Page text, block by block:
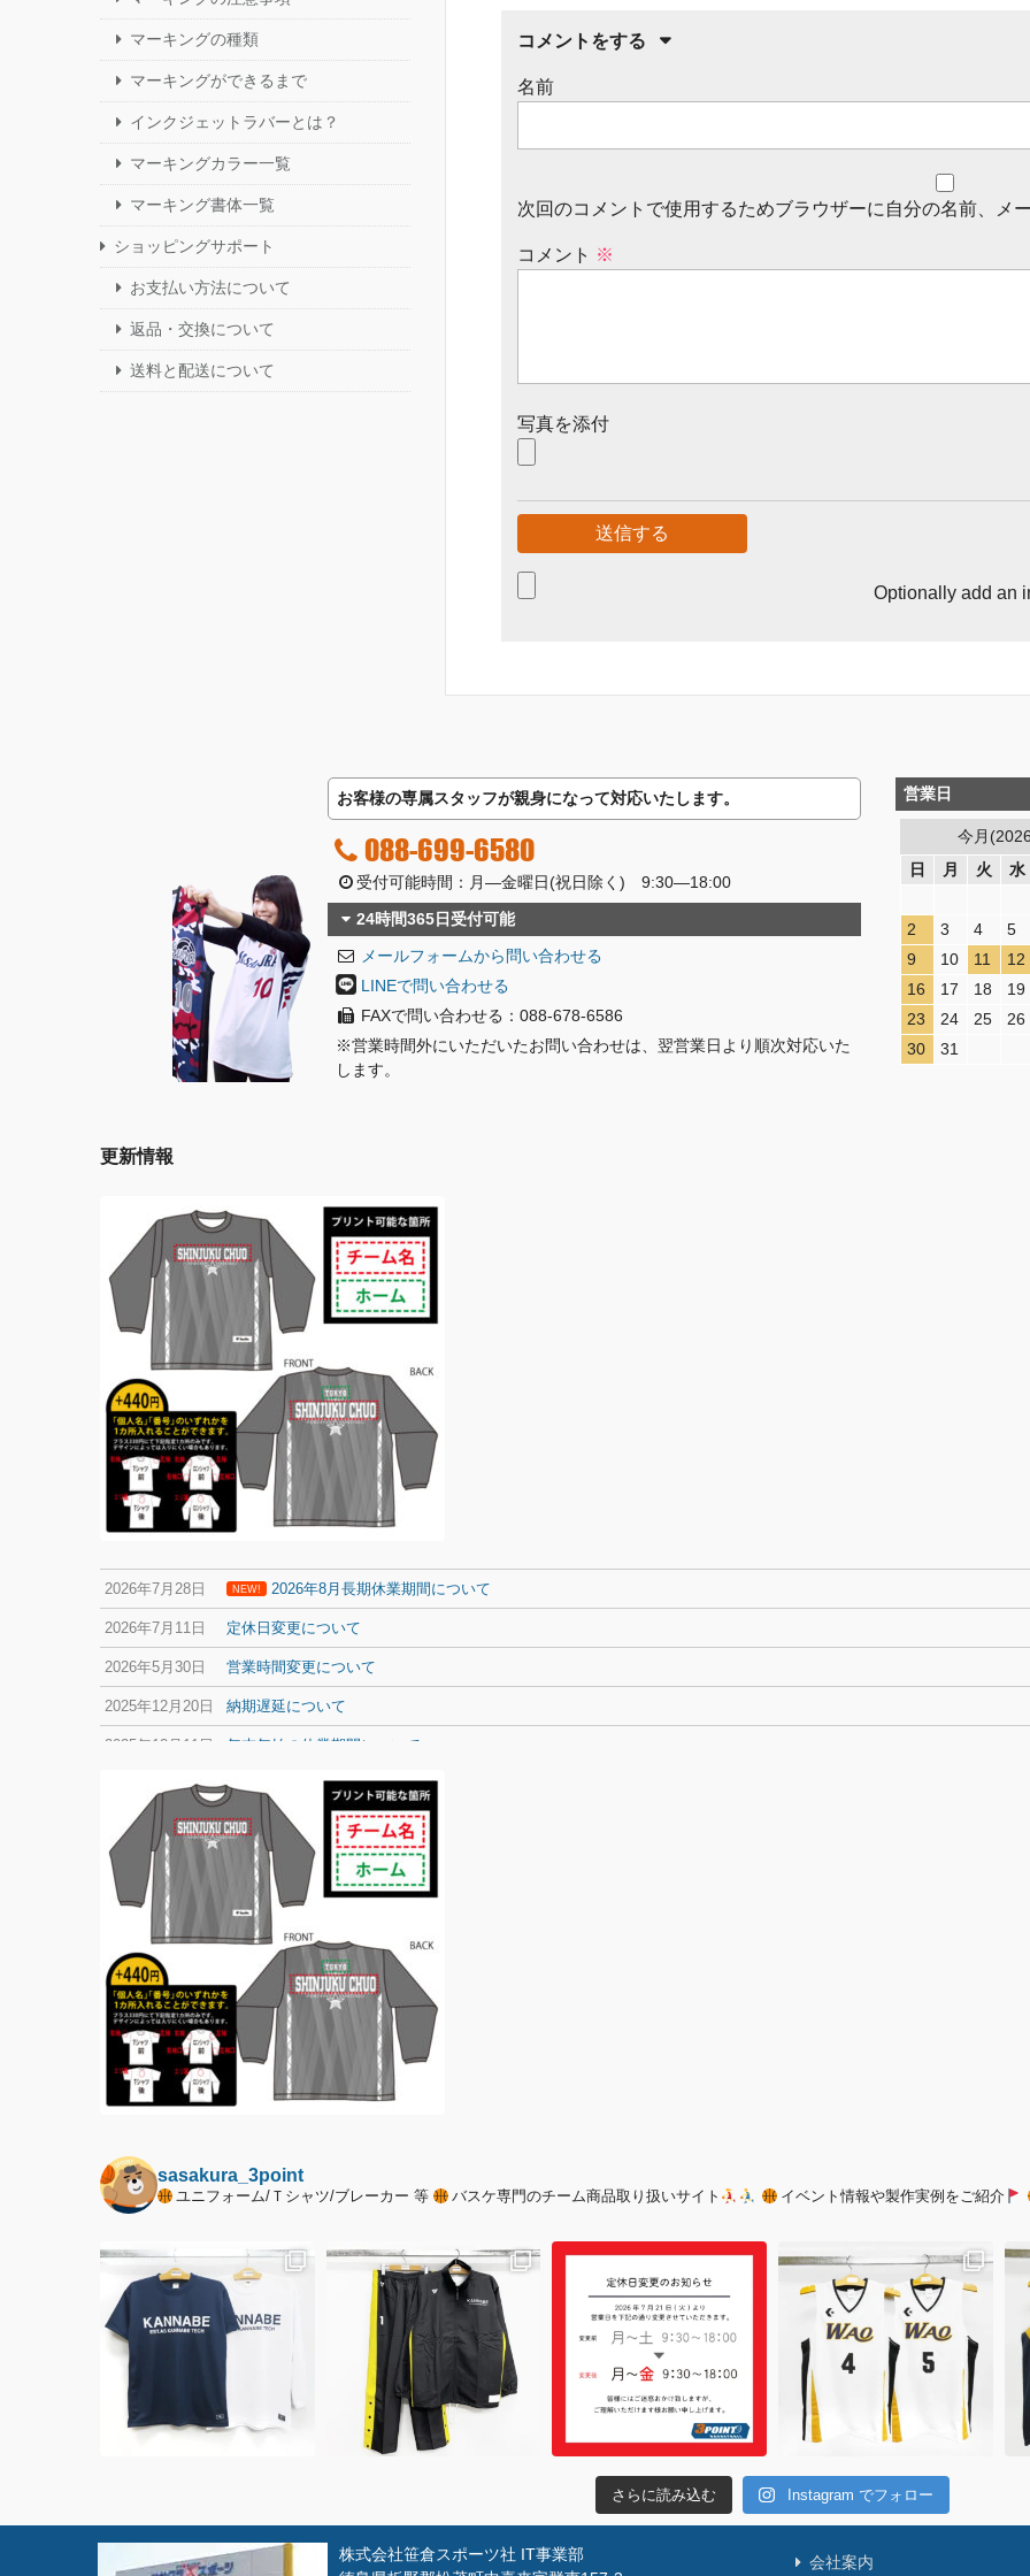
コメントをする
名前
次回のコメントで使用するためブラウザーに自分の名前、メ
コメント ※
写真を添付
Optionally add an
マーキングの種類
マーキングができるまで
インクジェットラバーとは？
マーキングカラー一覧
マーキング書体一覧
ショッピングサポート
お支払い方法について
返品・交換について
送料と配送について
お客様の専属スタッフが親身になって対応いたします。
088-699-6580
受付可能時間：月―金曜日(祝日除く) 9:30―18:00
24時間365日受付可能
メールフォームから問い合わせる
LINEで問い合わせる
FAXで問い合わせる：088-678-6586
※営業時間外にいただいたお問い合わせは、翌営業日より順次対応いた
します。
営業日
今月
日
月 火 水
2
3 4 5
9
10 11 12
16
17 18 19
23
24 25 26
30
31
更新情報
2026年7月28日 NEW! 2026年8月長期休業期間について
2026年7月11日 定休日変更について
2026年5月30日 営業時間変更について
2025年12月20日 納期遅延について
2025年12月11日 年末年始の休業期間について
sasakura_3point
ユニフォーム/Ｔシャツ/ブレーカー 等 バスケ専門のチーム商品取り扱いサイト イベント情報や製作実例をご紹介
さらに読み込む Instagram でフォロー
株式会社笹倉スポーツ社 IT事業部
会社案内